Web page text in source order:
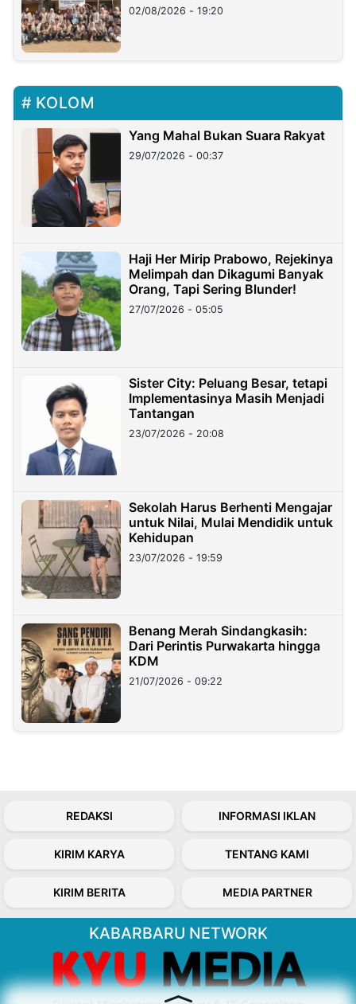
02/08/2026 - 19:20
KOLOM
Yang Mahal Bukan Suara Rakyat
29/07/2026 - 00:37
Haji Her Mirip Prabowo, Rejekinya
Melimpah dan Dikagumi Banyak
Orang, Tapi Sering Blunder!
27/07/2026 - 05:05
Sister City: Peluang Besar, tetapi
Implementasinya Masih Menjadi
Tantangan
23/07/2026 - 20:08
Sekolah Harus Berhenti Mengajar
untuk Nilai, Mulai Mendidik untuk
Kehidupan
23/07/2026 - 19:59
Benang Merah Sindangkasih:
Dari Perintis Purwakarta hingga
KDM
21/07/2026 - 09:22
REDAKSI INFORMASI IKLAN
KIRIM KARYA TENTANG KAMI
KIRIM BERITA MEDIA PARTNER
KABARBARU NETWORK